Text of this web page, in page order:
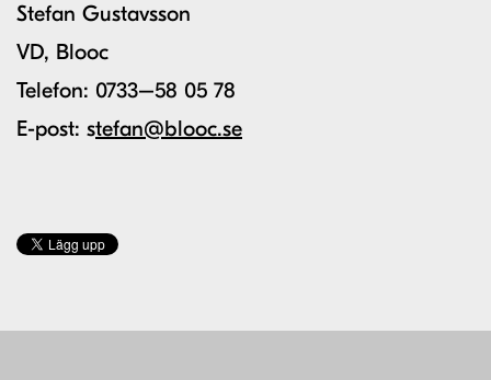
Stefan Gustavsson
VD, Blooc
Telefon: 0733–58 05 78
E-post: stefan@blooc.se